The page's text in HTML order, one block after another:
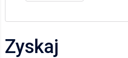
Zyskaj